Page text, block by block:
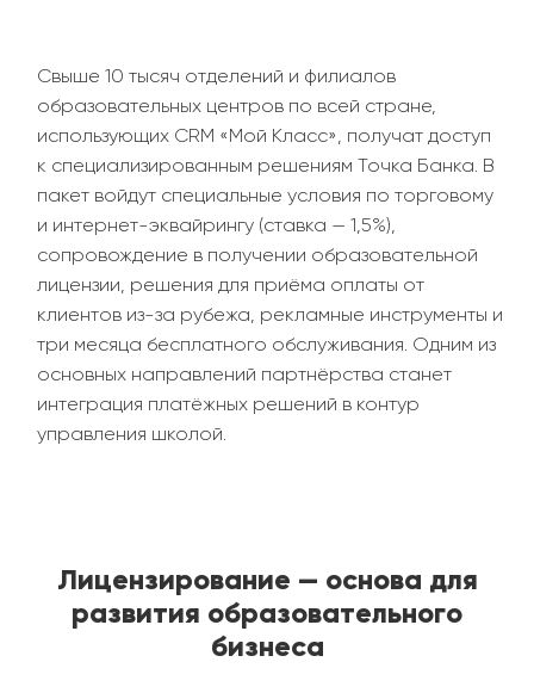
Свыше 10 тысяч отделений и филиалов
образовательных центров по всей стране,
использующих CRM «Мой Класс», получат доступ
к специализированным решениям Точка Банка. В
пакет войдут специальные условия по торговому
и интернет-эквайрингу (ставка — 1,5%),
сопровождение в получении образовательной
лицензии, решения для приёма оплаты от
клиентов из-за рубежа, рекламные инструменты и
три месяца бесплатного обслуживания. Одним из
основных направлений партнёрства станет
интеграция платёжных решений в контур
управления школой.
Лицензирование — основа для
развития образовательного
бизнеса